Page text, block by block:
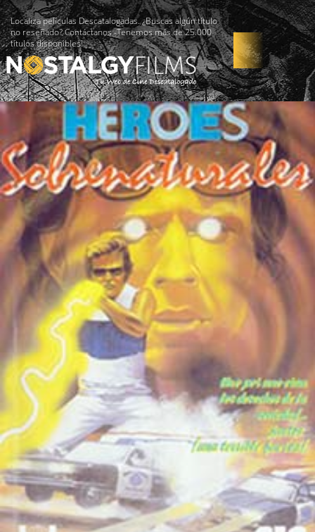
Localiza películas Descatalogadas. ¿Buscas algún título
no reseñado? Contáctanos -Tenemos más de 25.000
títulos disponibles!